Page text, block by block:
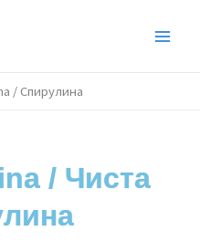
/ Спирулина
/ Чиста